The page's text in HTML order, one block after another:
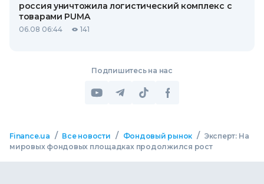
россия уничтожила логистический комплекс с
товарами PUMA
06.08 06:44 141
Подпишитесь на нас
Finance.ua / Все новости / Фондовый рынок / Эксперт: На
мировых фондовых площадках продолжился рост